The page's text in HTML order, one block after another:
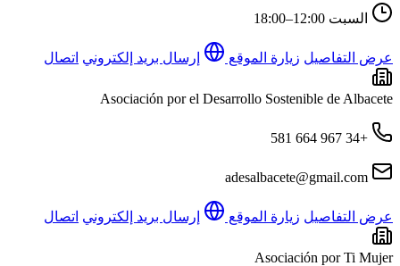
السبت 12:00–18:00
عرض التفاصيل زيارة الموقع إرسال بريد إلكتروني اتصال
Asociación por el Desarrollo Sostenible de Albacete
+34 967 664 581
adesalbacete@gmail.com
عرض التفاصيل زيارة الموقع إرسال بريد إلكتروني اتصال
Asociación por Ti Mujer